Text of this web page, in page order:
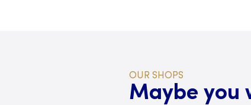
OUR SHOPS
Maybe you